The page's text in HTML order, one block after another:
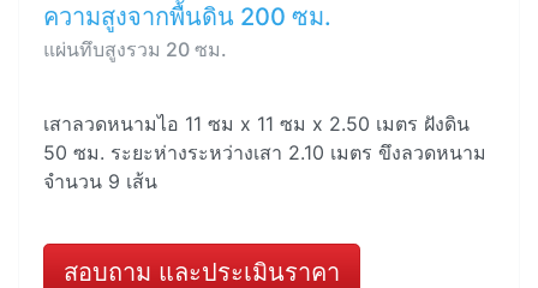
ความสูงจากพื้นดิน 200 ซม.
แผ่นทึบสูงรวม 20 ซม.
เสาลวดหนามไอ 11 ซม x 11 ซม x 2.50 เมตร ฝังดิน
50 ซม. ระยะห่างระหว่างเสา 2.10 เมตร ขึงลวดหนาม
จำนวน 9 เส้น
สอบถาม และประเมินราคา